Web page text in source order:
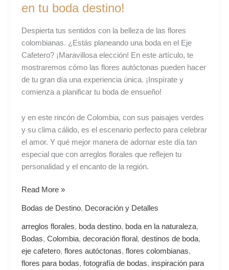
en tu boda destino!
Despierta tus sentidos con la belleza de las flores
colombianas. ¿Estás planeando una boda en el Eje
Cafetero? ¡Maravillosa elección! En este artículo, te
mostraremos cómo las flores autóctonas pueden hacer
de tu gran día una experiencia única. ¡Inspírate y
comienza a planificar tu boda de ensueño!
y en este rincón de Colombia, con sus paisajes verdes
y su clima cálido, es el escenario perfecto para celebrar
el amor. Y qué mejor manera de adornar este día tan
especial que con arreglos florales que reflejen tu
personalidad y el encanto de la región.
flores
en
tu
boda
destino!
Read More »
Bodas de Destino, Decoración y Detalles
arreglos florales, boda destino, boda en la naturaleza,
Bodas, Colombia, decoración floral , destinos de boda,
eje cafetero, flores autóctonas, flores colombianas,
flores para bodas, fotografía de bodas, inspiración para